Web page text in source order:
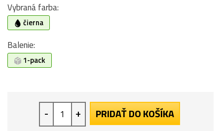
Vybraná farba:
čierna
Balenie:
1-pack
- + PRIDAŤ DO KOŠÍKA